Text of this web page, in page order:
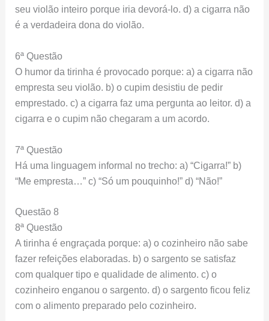
seu violão inteiro porque iria devorá-lo. d) a cigarra não
é a verdadeira dona do violão.
6ª Questão
O humor da tirinha é provocado porque: a) a cigarra não
empresta seu violão. b) o cupim desistiu de pedir
emprestado. c) a cigarra faz uma pergunta ao leitor. d) a
cigarra e o cupim não chegaram a um acordo.
7ª Questão
Há uma linguagem informal no trecho: a) “Cigarra!” b)
“Me empresta…” c) “Só um pouquinho!” d) “Não!”
Questão 8
8ª Questão
A tirinha é engraçada porque: a) o cozinheiro não sabe
fazer refeições elaboradas. b) o sargento se satisfaz
com qualquer tipo e qualidade de alimento. c) o
cozinheiro enganou o sargento. d) o sargento ficou feliz
com o alimento preparado pelo cozinheiro.